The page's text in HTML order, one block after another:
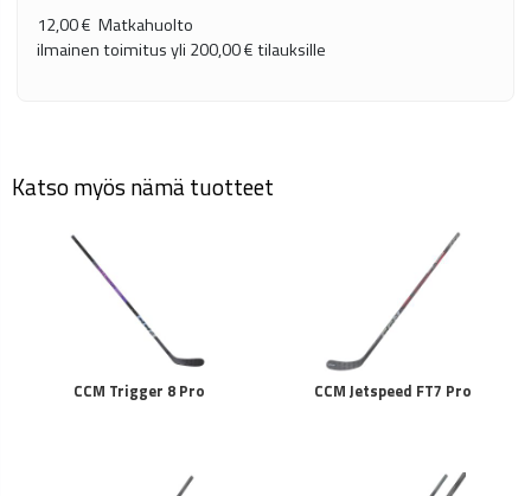
12,00 € Matkahuolto
ilmainen toimitus yli 200,00 €tilauksille
Katso myös nämä tuotteet
CCM Trigger 8 Pro CCM Jetspeed FT7 Pro